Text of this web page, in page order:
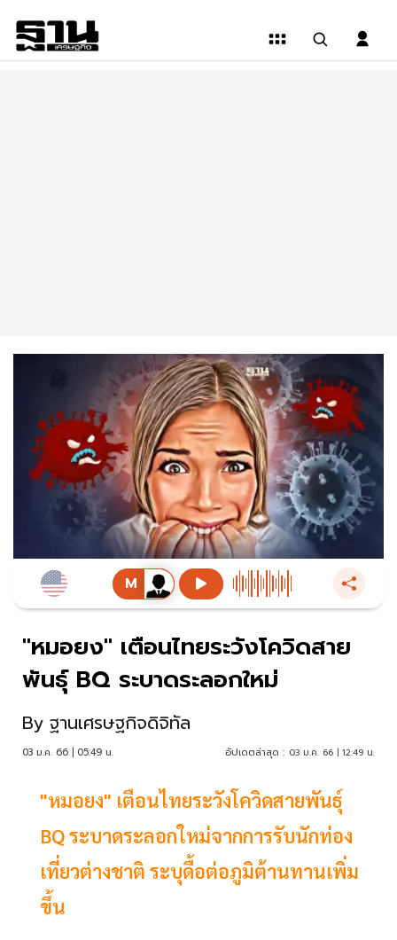
"หมอยง" เตือนไทยระวังโควิดสาย
พันธุ์ BQ ระบาดระลอกใหม่
By ฐานเศรษฐกิจดิจิทัล
03 ม.ค. 66 | 05:49 น. อัปเดตล่าสุด : 03 ม.ค. 66 | 12:49 น.
"หมอยง" เตือนไทยระวังโควิดสายพันธุ์
BQ ระบาดระลอกใหม่จากการรับนักท่อง
เที่ยวต่างชาติ ระบุดื้อต่อภูมิต้านทานเพิ่ม
ขึ้น